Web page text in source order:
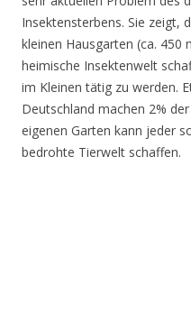
Insektensterbens. Sie zeigt,
kleinen Hausgarten (ca. 450
heimische Insektenwelt
im Kleinen tätig zu werden.
Deutschland machen 2%
eigenen Garten kann jeder
bedrohte Tierwelt schaffen.